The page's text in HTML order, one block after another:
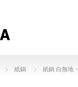
紙鍋 紙鍋 白無地